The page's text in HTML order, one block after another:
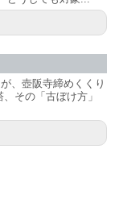
、壺阪寺締めくくり
その「古ぼけ方」